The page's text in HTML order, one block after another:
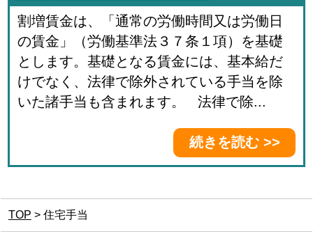
割増賃金は、「通常の労働時間又は労働日
の賃金」（労働基準法３７条１項）を基礎
とします。基礎となる賃金には、基本給だ
けでなく、法律で除外されている手当を除
いた諸手当も含まれます。 法律で除...
続きを読む >>
TOP > 住宅手当